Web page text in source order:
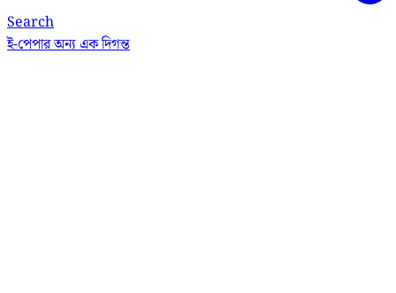
Search
ই-পেপারঅন্য এক দিগন্ত